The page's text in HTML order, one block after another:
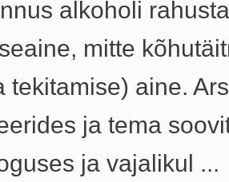
alkoholi
mitte
tekitamise) aine.
ja tema
ja vajalikul ...